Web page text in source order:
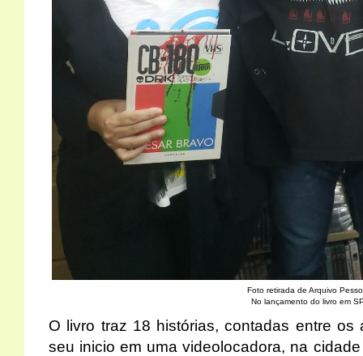
Foto retirada de Arquivo
No lançamento do livro em
O livro traz 18 histórias, contadas entre
seu inicio em uma videolocadora, na